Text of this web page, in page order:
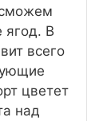
ягод. В
всего
цветет
над